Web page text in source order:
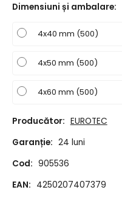
Dimensiuni și ambalare:
4x40 mm (500)
4x50 mm (500)
4x60 mm (500)
Producător: EUROTEC
Garanție: 24 luni
Cod: 905536
EAN: 4250207407379